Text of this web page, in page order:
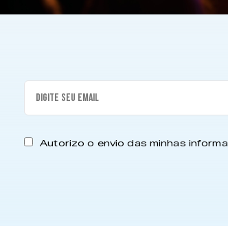
Autorizo o envio das minhas